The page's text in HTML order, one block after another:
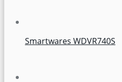
Smartwares WDVR740S